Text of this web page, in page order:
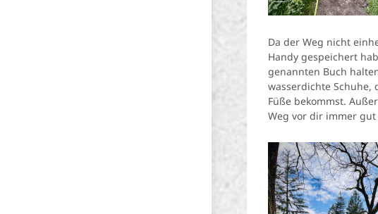
Da der Weg nicht
Handy gespeichert
genannten Buch
wasserdichte Schuhe,
Füße bekommst.
Weg vor dir immer